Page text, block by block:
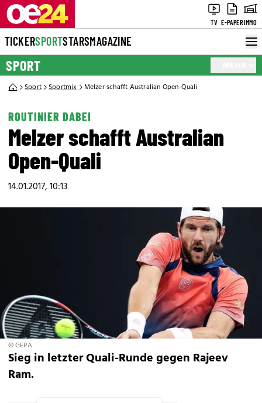
TV E-PAPERIMMO
TICKERSPORTSTARSMAGAZINE
SPORT
Sport Sportmix Melzer schafft Australian Open-Quali
ROUTINIER DABEI
Melzer schafft Australian
Open-Quali
14.01.2017, 10:13
© GEPA
Sieg in letzter Quali-Runde gegen Rajeev
Ram.